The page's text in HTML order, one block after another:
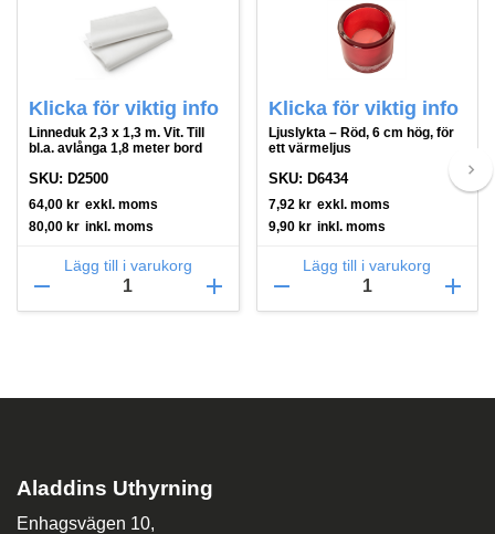
Klicka för viktig info
Linneduk 2,3 x 1,3 m. Vit. Till
bl.a. avlånga 1,8 meter bord
SKU: D2500
64,00 kr exkl. moms
80,00 kr inkl. moms
Lägg till i varukorg
remove add
Klicka för viktig info
Ljuslykta – Röd, 6 cm hög, för
ett värmeljus
SKU: D6434
7,92 kr exkl. moms
9,90 kr inkl. moms
Lägg till i varukorg
remove add
keyboard_arrow_right
Aladdins Uthyrning
Enhagsvägen 10,